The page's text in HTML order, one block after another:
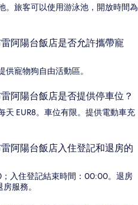
。旅客可以使用游泳池，開放時間為
阿陽台飯店是否允許攜帶寵
寵物狗自由活動區。
阿陽台飯店是否提供停車位？
天 EUR8。車位有限。提供電動車充
阿陽台飯店入住登記和退房的
入住登記結束時間：00:00。退房
服務。